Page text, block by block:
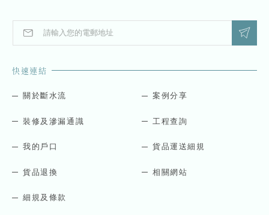
a
l
*
a
l快速連結
關於斷水流 案例分享
裝修及滲漏通識 工程查詢
我的戶口 貨品運送細規
貨品退換 相關網站
細規及條款